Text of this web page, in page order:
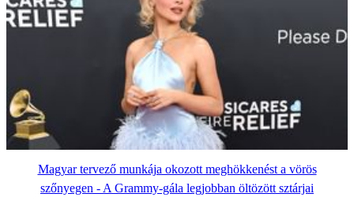
Magyar tervező munkája okozott meghökkenést a vörös
szőnyegen - A Grammy-gála legjobban öltözött sztárjai